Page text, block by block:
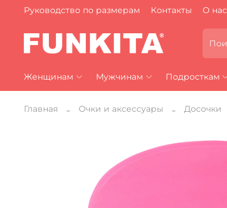
Руководство по размерам Контакты О нас
Женщинам Мужчинам Подросткам
Главная Очки и аксессуары Досочки